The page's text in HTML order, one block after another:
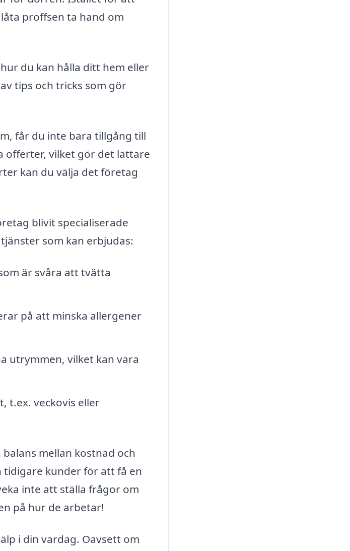
proffsen ta hand om
du kan hålla ditt hem eller
tips och tricks som gör
får du inte bara tillgång till
offerter, vilket gör det lättare
kan du välja det företag
blivit specialiserade
som kan erbjudas:
är svåra att tvätta
på att minska allergener
utrymmen, vilket kan vara
t.ex. veckovis eller
mellan kostnad och
tidigare kunder för att få en
inte att ställa frågor om
på hur de arbetar!
i din vardag. Oavsett om